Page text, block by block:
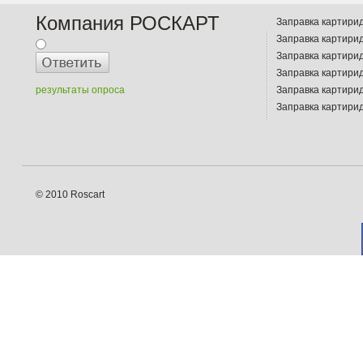
Компания РОСКАРТ
результаты опроса
Заправка
Заправка
Заправка
Заправка
Заправка
Заправка
© 2010 Roscart